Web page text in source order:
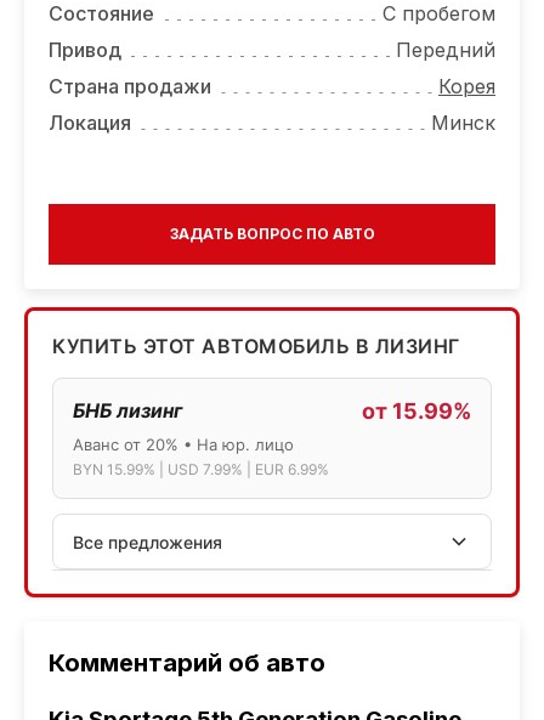
Комментарий об авто
Состояние
С пробегом
Привод
Передний
Страна продажи
Корея
Локация
Минск
ЗАДАТЬ ВОПРОС ПО АВТО
КУПИТЬ ЭТОТ АВТОМОБИЛЬ В ЛИЗИНГ
БНБ лизинг от 15.99%
Аванс от 20% • На юр. лицо
BYN 15.99% | USD 7.99% | EUR 6.99%
Все предложения
АСБ лизинг